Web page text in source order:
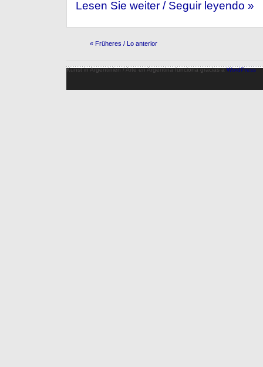
Lesen Sie weiter / Seguir leyendo »
« Früheres / Lo anterior
Kunst in Argentinien / Arte en Argentina funciona gracias aWordPress